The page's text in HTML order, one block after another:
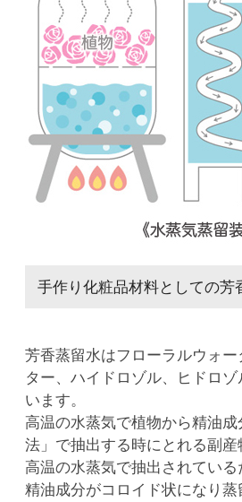
手作り化粧品材料としての芳
芳香蒸留水はフローラルウォ
ター、ハイドロゾル、ヒドロ
います。
高温の水蒸気で植物から精油
法」で抽出する時にとれる副産
高温の水蒸気で抽出されてい
精油成分がコロイド状になり